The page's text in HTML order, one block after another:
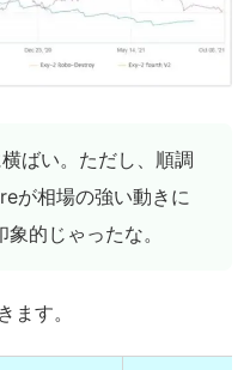
ばい。ただし、順調
が相場の強い動きに
的じゃったな。
す。